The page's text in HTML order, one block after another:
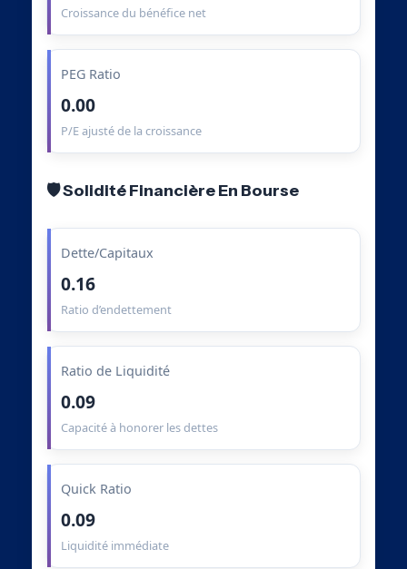
Croissance du bénéfice net
PEG Ratio
0.00
P/E ajusté de la croissance
🛡️ Solidité Financière En Bourse
Dette/Capitaux
0.16
Ratio d’endettement
Ratio de Liquidité
0.09
Capacité à honorer les dettes
Quick Ratio
0.09
Liquidité immédiate